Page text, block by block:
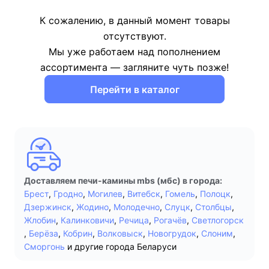
К сожалению, в данный момент товары
отсутствуют.
Мы уже работаем над пополнением
ассортимента — загляните чуть позже!
Перейти в каталог
Доставляем печи-камины mbs (мбс) в города:
Брест, Гродно, Могилев, Витебск, Гомель, Полоцк,
Дзержинск, Жодино, Молодечно, Слуцк, Столбцы,
Жлобин, Калинковичи, Речица, Рогачёв, Светлогорск
, Берёза, Кобрин, Волковыск, Новогрудок, Слоним,
Сморгонь и другие города Беларуси